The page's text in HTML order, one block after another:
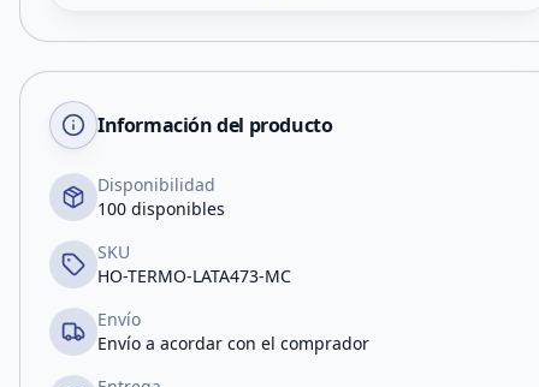
Información del producto
Disponibilidad
100 disponibles
SKU
HO-TERMO-LATA473-MC
Envío
Envío a acordar con el comprador